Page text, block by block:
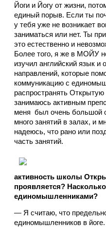
Йоги и Йогу от жизни,
единый порыв. Если ты
у тебя уже не возникает
заниматься или нет. Ты
это естественно и
Более того, я же в МОЙУ
изучил английский язык и
направлений, которые
коммуникацию с
распространять
занимаюсь активным
меня  был очень большой
много занятий в залах, и
надеюсь, что рано или
часть занятий.
активность школы
проявляется?
единомышленниками?
— Я считаю, что
единомышленников в